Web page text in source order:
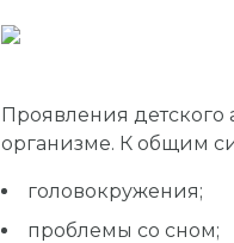
Проявления детского
организме. К общим
головокружения;
проблемы со сном;